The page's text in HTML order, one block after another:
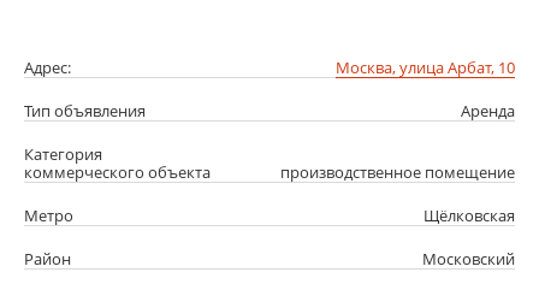
Адрес:
Москва, улица Арбат, 10
Тип объявления
Аренда
Категория
коммерческого объекта
производственное помещение
Метро
Щёлковская
Район
Московский